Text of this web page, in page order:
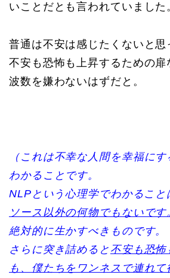
いことだとも言われていました
普通は不安は感じたくないと思
不安も恐怖も上昇するための扉
波数を嫌わないはずだと。
（これは不幸な人間を幸福に
わかることです。
NLPという心理学でわかること
ソース以外の何物でもないです
絶対的に生かすべきものです。
さらに突き詰めると 不安も恐
も、僕たちをワンネスで連れ